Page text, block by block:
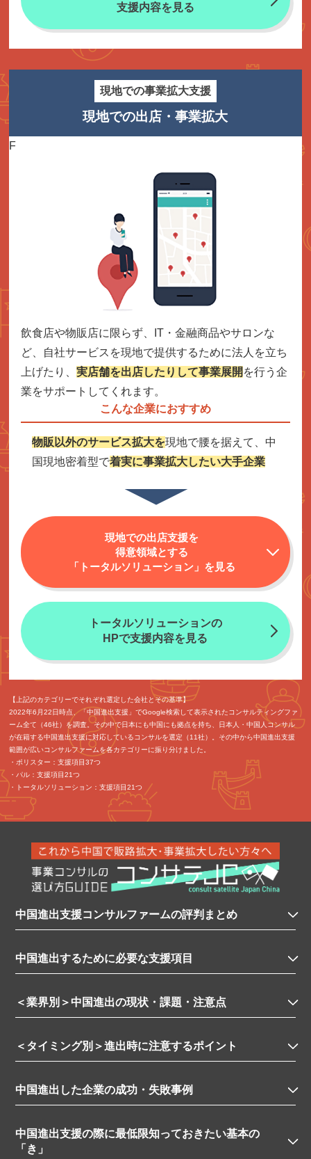
支援内容を見る
現地での事業拡大支援
現地での出店・事業拡大
F
飲食店や物販店に限らず、IT・金融商品やサロンな
ど、自社サービスを現地で提供するために法人を立ち
上げたり、実店舗を出店したりして事業展開 を行う企
業をサポートしてくれます。
こんな企業におすすめ
物販以外のサービス拡大を現地で腰を据えて、中
国現地密着型で着実に事業拡大したい大手企業
現地での出店支援を
得意領域とする
「トータルソリューション」を見る
トータルソリューションの
HPで支援内容を見る
【上記のカテゴリーでそれぞれ選定した会社とその基準】
2022年6月22日時点、「中国進出支援」でGoogle検索して表示されたコンサルティングファ
ーム全て（46社）を調査。その中で日本にも中国にも拠点を持ち、日本人・中国人コンサル
が在籍する中国進出支援に対応しているコンサルを選定（11社）。その中から中国進出支援
範囲が広いコンサルファームを各カテゴリーに振り分けました。
・ポリスター：支援項目37つ
・パル：支援項目21つ
・トータルソリューション：支援項目21つ
中国進出支援コンサルファームの評判まとめ
中国進出するために必要な支援項目
＜業界別＞中国進出の現状・課題・注意点
＜タイミング別＞進出時に注意するポイント
中国進出した企業の成功・失敗事例
中国進出支援の際に最低限知っておきたい基本の
「き」